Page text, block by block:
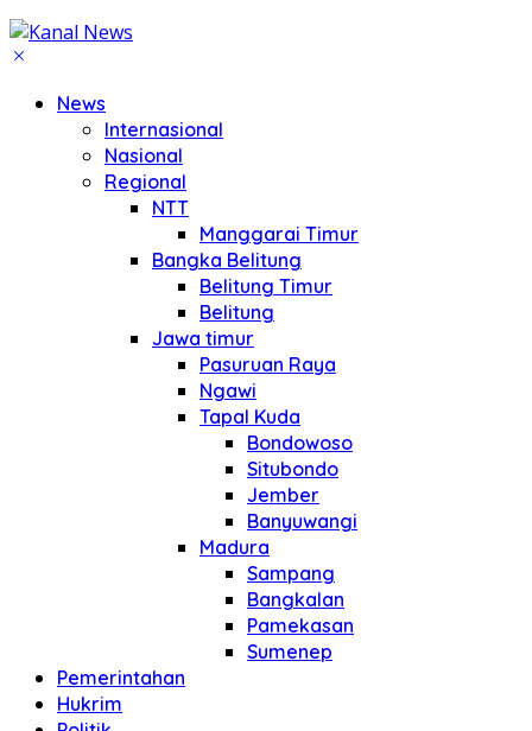
News
Internasional
Nasional
Regional
NTT
Manggarai Timur
Bangka Belitung
Belitung Timur
Belitung
Jawa timur
Pasuruan Raya
Ngawi
Tapal Kuda
Bondowoso
Situbondo
Jember
Banyuwangi
Madura
Sampang
Bangkalan
Pamekasan
Sumenep
Pemerintahan
Hukrim